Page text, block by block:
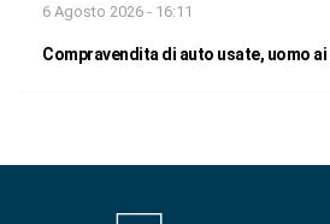
6 Agosto 2026 - 16:11
Compravendita di auto usate, uomo